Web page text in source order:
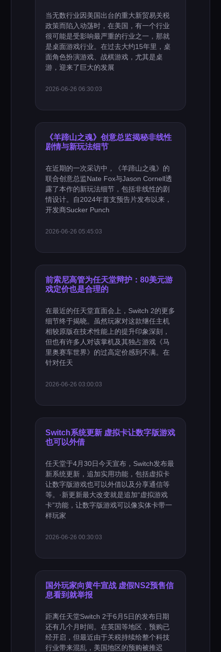
当无数行业因美国出台的重大新贸易关税
政策而陷入动荡时，在美国，有一个行业
很可能是受影响最严重的行业之一，那就
是桌面游戏行业。在过去大约15年里，桌
面角色扮演游戏、战棋游戏，尤其是桌
游，迎来了巨大的发展
2026-06-26 06:30:03
《羊蹄山之魂》创意总监揭秘非线性
剧情与新玩法细节
在近期的一次采访中，《羊蹄山之魂》的
联合创意总监Nate Fox与Jason Cornell透
露了本作的新玩法细节，包括非线性的剧
情设计。自2024年首支预告片发布以来，
开发商Sucker Punch
2026-06-26 05:45:03
前索尼高管为任天堂辩护：80美元游
戏定价也是合理的
在最近的任天堂直面会上，Switch 2的更多
细节终于揭晓。虽然玩家对这款继任主机
相较原版在技术性能上的提升印象深刻，
但也有许多人对该掌机及其独占游戏《马
里奥赛车世界》的过高定价感到不满。在
针对任天
2026-06-26 03:00:03
Switch系统更新 虚拟卡让数字版游戏
也可以外借
任天堂于4月30日今天宣布，Switch发布最
新系统更新，追加实用功能，包括虚拟卡
让数字版游戏也可以外借以及分享通信等
等。·新更新最大改变就是追加“虚拟游戏
卡”功能，让数字版游戏可以像实体卡带一
样玩家
2026-06-26 00:30:03
国外玩家向黄牛宣战 虚假NS2预售信
息看到就举报
距离任天堂Switch 2于6月5日的发布日期
还有几个月时间。在英国等地区，预购已
经开启，但最近由于关税持续给整个科技
行业带来混乱，美国地区的预购被推迟